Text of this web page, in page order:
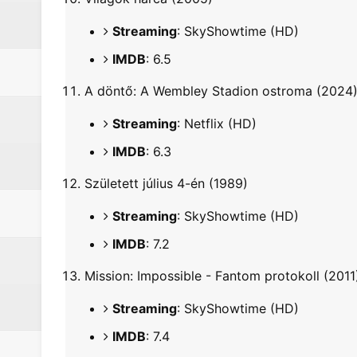
Streaming: SkyShowtime (HD)
IMDB: 6.5
A döntő: A Wembley Stadion ostroma (2024)
Streaming: Netflix (HD)
IMDB: 6.3
Született július 4-én (1989)
Streaming: SkyShowtime (HD)
IMDB: 7.2
Mission: Impossible - Fantom protokoll
Streaming: SkyShowtime (HD)
IMDB: 7.4